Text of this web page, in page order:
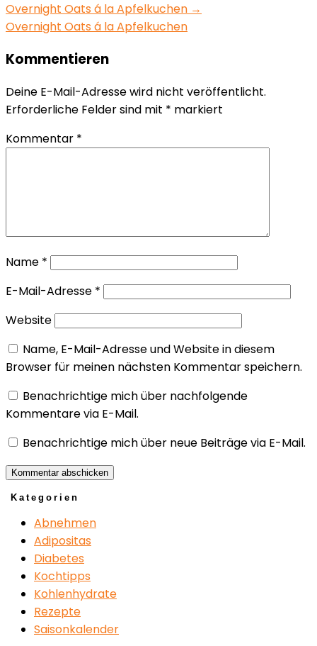
Overnight Oats á la Apfelkuchen →
Overnight Oats á la Apfelkuchen
Kommentieren
Deine E-Mail-Adresse wird nicht veröffentlicht.
Erforderliche Felder sind mit * markiert
Kommentar *
Name *
E-Mail-Adresse *
Website
Name, E-Mail-Adresse und Website in diesem
Browser für meinen nächsten Kommentar speichern.
Benachrichtige mich über nachfolgende
Kommentare via E-Mail.
Benachrichtige mich über neue Beiträge via E-Mail.
Kategorien
Abnehmen
Adipositas
Diabetes
Kochtipps
Kohlenhydrate
Rezepte
Saisonkalender